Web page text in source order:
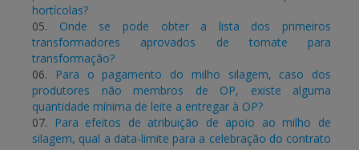
hortícolas?
05. Onde se pode obter a lista dos primeiros
transformadores aprovados de tomate para
transformação?
06.
Para o pagamento do milho silagem, caso dos
produtores não membros de OP, existe alguma
quantidade mínima de leite a entregar à OP?
07.
Para efeitos de atribuição de apoio ao milho de
silagem, qual a data-limite para a celebração do contrato